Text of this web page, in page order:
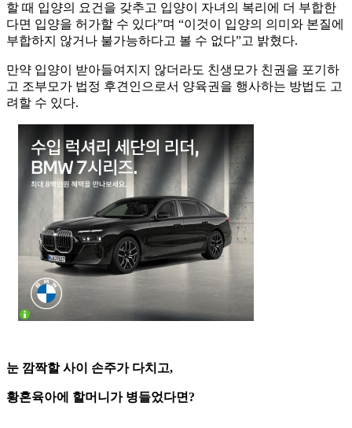
할 때 입양의 요건을 갖추고 입양이 자녀의 복리에 더 부합한
다면 입양을 허가할 수 있다”며 “이것이 입양의 의미와 본질에
부합하지 않거나 불가능하다고 볼 수 없다”고 밝혔다.
만약 입양이 받아들여지지 않더라도 친생모가 친권을 포기하
고 조부모가 법정 후견인으로서 양육권을 행사하는 방법도 고
려할 수 있다.
눈 깜짝할 사이 손주가 다치고,
황혼육아에 할머니가 병들었다면?